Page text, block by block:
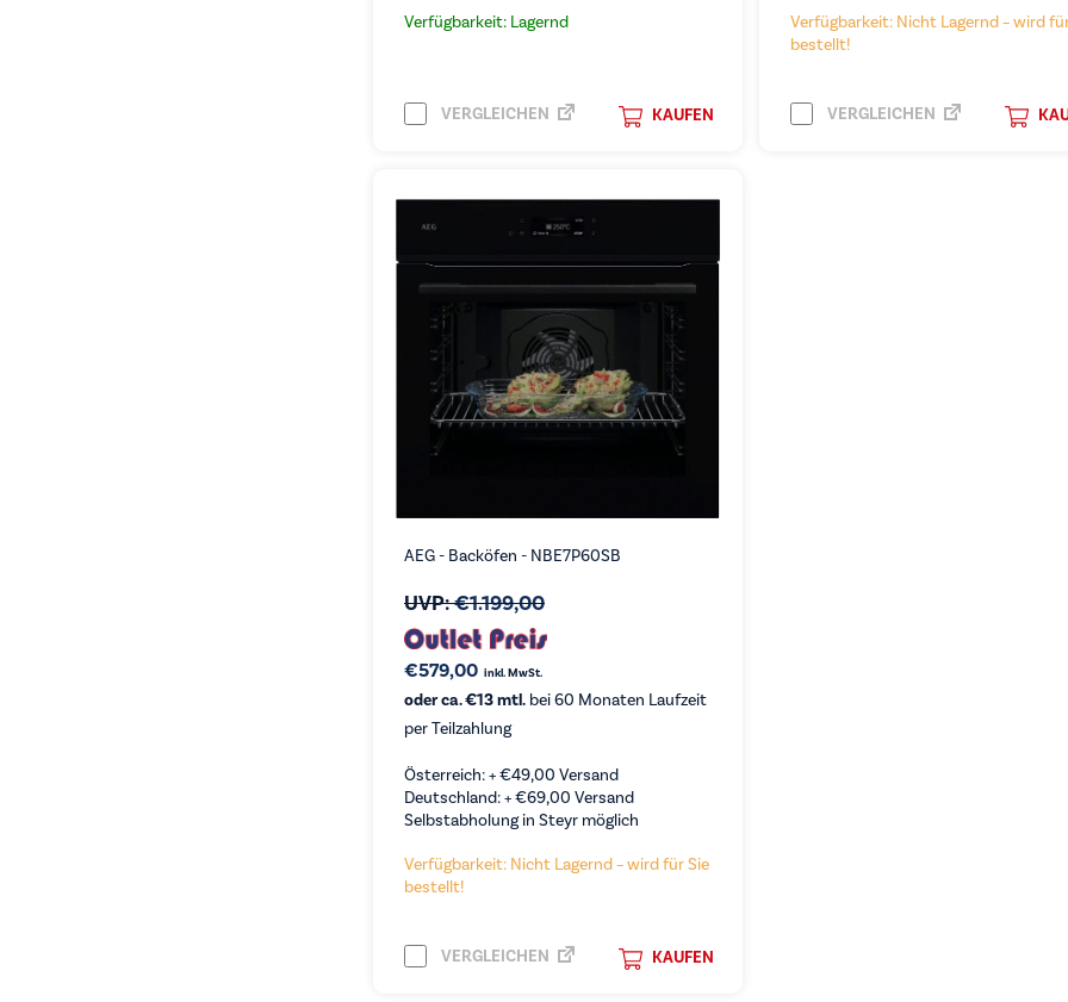
Verfügbarkeit: Lagernd
KAUFEN
VERGLEICHEN
Verfügbarkeit: Nicht Lagernd – wird
bestellt!
VERGLEICHEN
AEG - Backöfen - NBE7P60SB
UVP:€1.199,00
€579,00 inkl. MwSt.
oder ca. €13 mtl. bei 60 Monaten Laufzeit
per Teilzahlung
Österreich: +€49,00 Versand
Deutschland: +€69,00 Versand
Selbstabholung in Steyr möglich
Verfügbarkeit: Nicht Lagernd – wird für Sie
bestellt!
KAUFEN
VERGLEICHEN